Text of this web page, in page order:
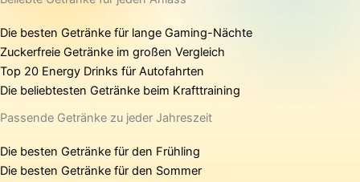
Die besten Getränke für lange Gaming-Nächte
Zuckerfreie Getränke im großen Vergleich
Top 20 Energy Drinks für Autofahrten
Die beliebtesten Getränke beim Krafttraining
Passende Getränke zu jeder Jahreszeit
Die besten Getränke für den Frühling
Die besten Getränke für den Sommer